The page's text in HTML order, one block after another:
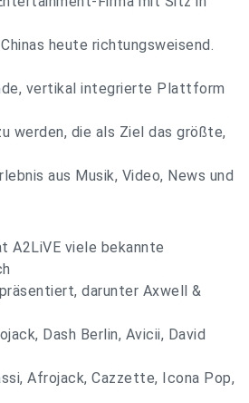
heute richtungsweisend.
vertikal integrierte Plattform
werden, die als Ziel das größte,
aus Musik, Video, News und
A2LiVE viele bekannte
darunter Axwell &
Dash Berlin, Avicii, David
Afrojack, Cazzette, Icona Pop,